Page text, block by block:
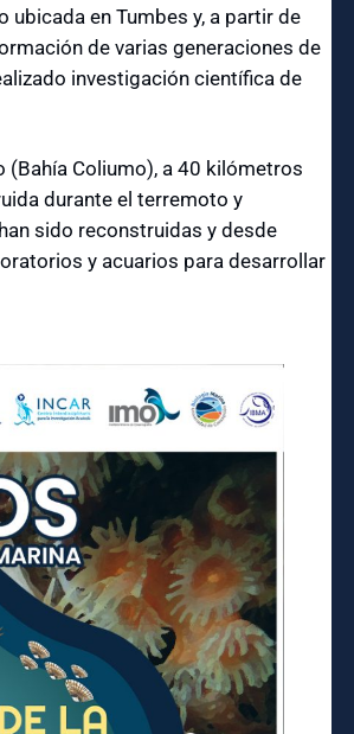
ubicada en Tumbes y, a partir de
de varias generaciones de
investigación científica de
(Bahía Coliumo), a 40 kilómetros
durante el terremoto y
sido reconstruidas y desde
y acuarios para desarrollar